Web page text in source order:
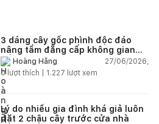
3 dáng cây gốc phình độc đáo
nâng tầm đẳng cấp không gian
sốngHoàng Hằng
27/06/2026,
0lượt thích | 1.227 lượt xem
Lý do nhiều gia đình khá giả luôn
đặt 2 chậu cây trước cửa nhà